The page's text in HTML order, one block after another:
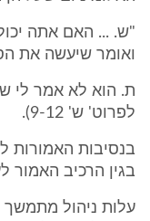
"ש. ... האם אתה
ואומר שיעשה את
לפרוט' ש' 9-12).
בנסיבות האמורות
בגין הרכיב האמור
עלות ניהול מתמשך